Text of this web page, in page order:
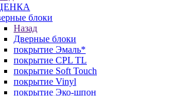
блоки
Назад
Дверные блоки
покрытие Эмаль*
покрытие CPL TL
покрытие Soft Touch
покрытие Vinyl
покрытие Эко-шпон